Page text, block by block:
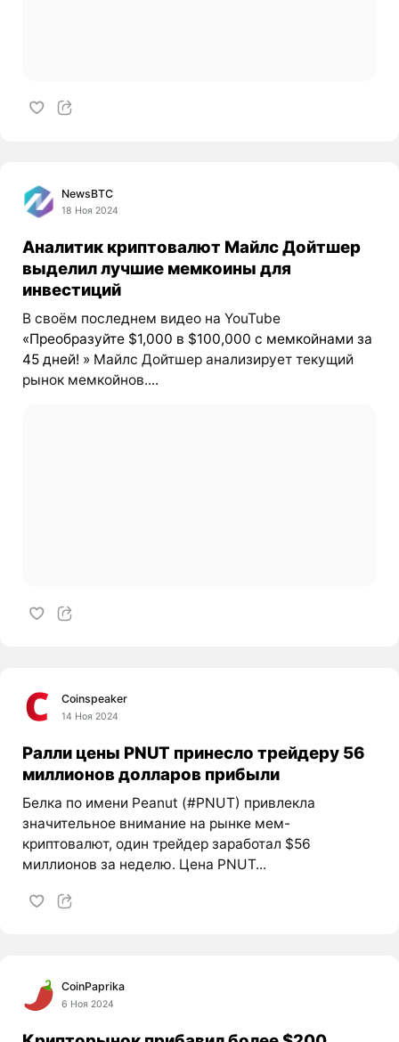
NewsBTC
18 Ноя 2024
Аналитик криптовалют Майлс Дойтшер
выделил лучшие мемкоины для
инвестиций
В своём последнем видео на YouTube
«Преобразуйте $1,000 в $100,000 с мемкойнами за
45 дней! »Майлс Дойтшер анализирует текущий
рынок мемкойнов....
Coinspeaker
14 Ноя 2024
Ралли цены PNUT принесло трейдеру 56
миллионов долларов прибыли
Белка по имени Peanut (#PNUT) привлекла
значительное внимание на рынке мем-
криптовалют, один трейдер заработал $56
миллионов за неделю. Цена PNUT...
CoinPaprika
6 Ноя 2024